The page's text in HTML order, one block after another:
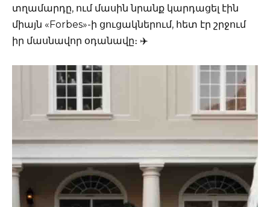
տղամարդը, ում մասին նրանք կարդացել էին
միայն «Forbes»-ի ցուցակներում, հետ էր շրջում
իր մասնավոր օդանավը։ ✈️